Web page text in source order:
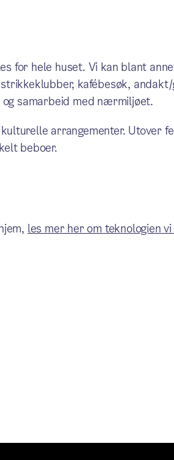
for hele huset. Vi kan blant
kafébesøk,
samarbeid med nærmiljøet.
arrangementer. Utover
beboer.
les mer her om teknologien